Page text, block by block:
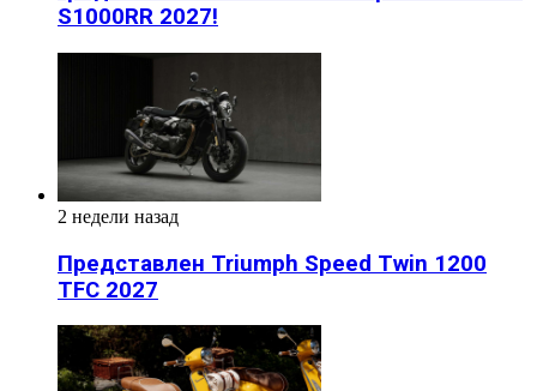
S1000RR 2027!
2 недели назад
Представлен Triumph Speed Twin 1200
TFC 2027